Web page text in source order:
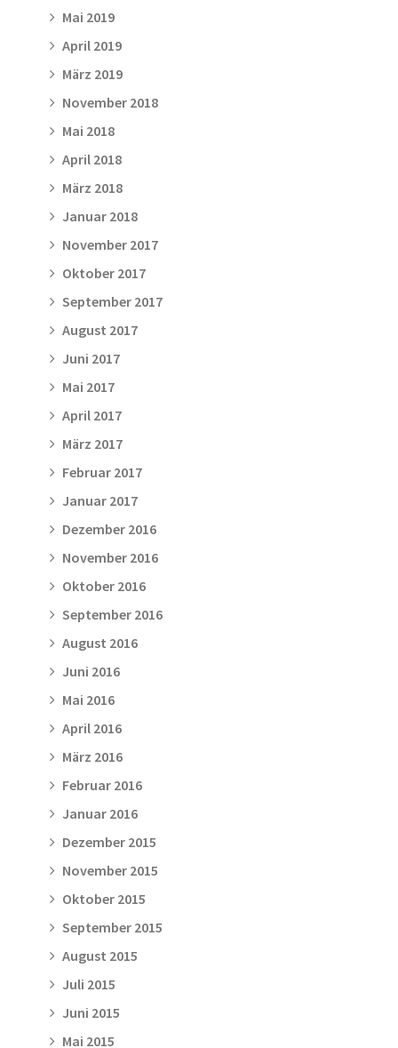
Mai 2019
April 2019
März 2019
November 2018
Mai 2018
April 2018
März 2018
Januar 2018
November 2017
Oktober 2017
September 2017
August 2017
Juni 2017
Mai 2017
April 2017
März 2017
Februar 2017
Januar 2017
Dezember 2016
November 2016
Oktober 2016
September 2016
August 2016
Juni 2016
Mai 2016
April 2016
März 2016
Februar 2016
Januar 2016
Dezember 2015
November 2015
Oktober 2015
September 2015
August 2015
Juli 2015
Juni 2015
Mai 2015